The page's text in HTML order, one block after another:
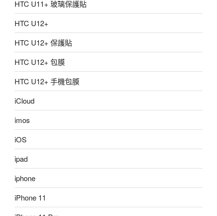
HTC U11+ 玻璃保護貼
HTC U12+
HTC U12+ 保護貼
HTC U12+ 包膜
HTC U12+ 手機包膜
iCloud
imos
iOS
ipad
iphone
iPhone 11